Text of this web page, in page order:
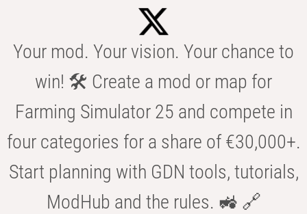
Your mod. Your vision. Your chance to
win! 🛠️ Create a mod or map for
Farming Simulator 25 and compete in
four categories for a share of €30,000+.
Start planning with GDN tools, tutorials,
ModHub and the rules. 🚜 🔗